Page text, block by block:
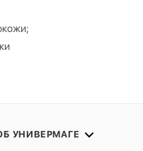
УНИВЕРМАГЕ